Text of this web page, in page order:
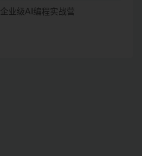
企业级AI编程实战营